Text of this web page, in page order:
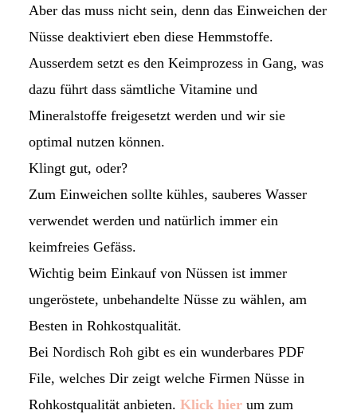
Aber das muss nicht sein, denn das Einweichen der
Nüsse deaktiviert eben diese Hemmstoffe.
Ausserdem setzt es den Keimprozess in Gang, was
dazu führt dass sämtliche Vitamine und
Mineralstoffe freigesetzt werden und wir sie
optimal nutzen können.
Klingt gut, oder?
Zum Einweichen sollte kühles, sauberes Wasser
verwendet werden und natürlich immer ein
keimfreies Gefäss.
Wichtig beim Einkauf von Nüssen ist immer
ungeröstete, unbehandelte Nüsse zu wählen, am
Besten in Rohkostqualität.
Bei Nordisch Roh gibt es ein wunderbares PDF
File, welches Dir zeigt welche Firmen Nüsse in
Rohkostqualität anbieten. Klick hier um zum